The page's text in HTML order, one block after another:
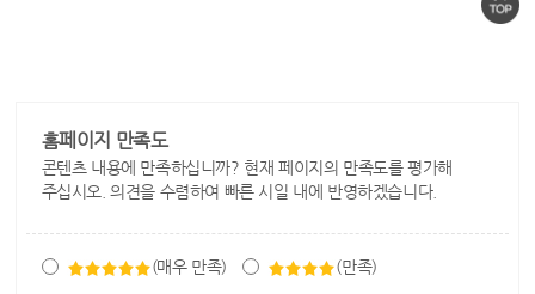
홈페이지 만족도
콘텐츠 내용에 만족하십니까? 현재 페이지의 만족도를 평가해
주십시오. 의견을 수렴하여 빠른 시일 내에 반영하겠습니다.
(매우 만족) (만족)